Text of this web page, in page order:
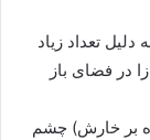
دلیل تعداد زیاد
در فضای باز
بر خارش) چشم